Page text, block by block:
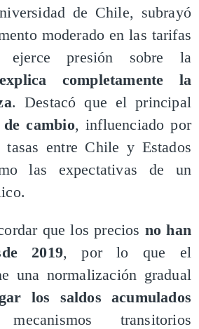
de Chile, subrayó
moderado en las tarifas
ejerce presión sobre la
completamente la
. Destacó que el principal
cambio, influenciado por
entre Chile y Estados
las expectativas de un
que los precios no han
2019, por lo que el
una normalización gradual
los saldos acumulados
transitorios